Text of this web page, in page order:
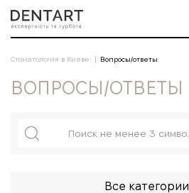
Стоматология в Киеве Вопросы/ответы
ВОПРОСЫ/ОТВЕТЫ
Все категории